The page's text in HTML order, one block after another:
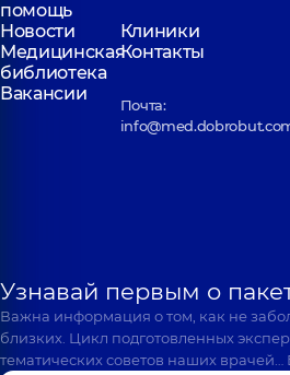
помощь
Новости
Клиники
Медицинская
библиотека
Контакты
Вакансии
Почта:
Узнавай первым о
Важна информация о том, как не
близких. Цикл подготовленных
тематических советов наших врачей…